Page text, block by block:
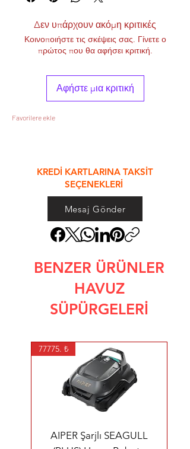
Δεν υπάρχουν ακόμη κριτικές
Κοινοποιήστε τις σκέψεις σας. Γίνετε ο
πρώτος που θα αφήσει κριτική.
Αφήστε μια κριτική
Favorilere ekle
KREDİ KARTLARINA TAKSİT
SEÇENEKLERİ
Mesaj Gönder
BENZER ÜRÜNLER
HAVUZ
SÜPÜRGELERİ
77775. ₺
AIPER Şarjlı SEAGULL